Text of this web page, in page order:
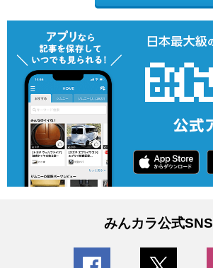
みんカラ公式SNS